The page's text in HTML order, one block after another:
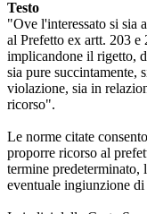
Testo
"Ove l'interessato si
al Prefetto ex artt. 203
implicandone il rigetto,
sia pure succintamente,
violazione, sia in
ricorso".
Le norme citate
proporre ricorso al
termine
eventuale ingiunzione